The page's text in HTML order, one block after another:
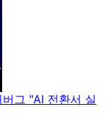
그 "AI 전환서 실